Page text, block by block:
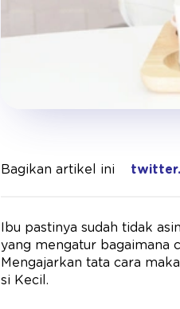
Bagikan artikel ini
Ibu pastinya sudah tidak
yang mengatur bagaimana
Mengajarkan tata cara
si Kecil.